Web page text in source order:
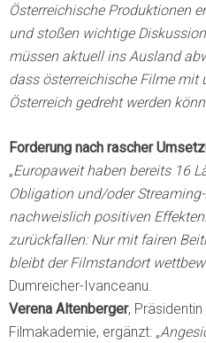
Österreichische Produktionen
und stoßen wichtige
müssen aktuell ins Ausland
dass österreichische Filme mit
Österreich gedreht werden
Forderung nach rascher
„Europaweit haben bereits 16
Obligation und/oder
nachweislich positiven
zurückfallen: Nur mit fairen
bleibt der Filmstandort
Dumreicher-Ivanceanu.
Verena Altenberger,
Filmakademie, ergänzt: „